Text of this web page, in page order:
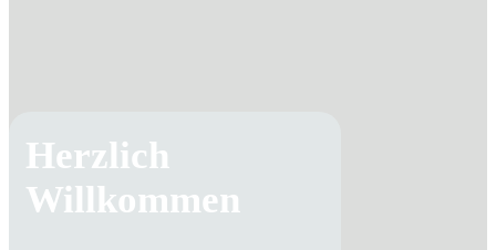
Herzlich
Willkommen